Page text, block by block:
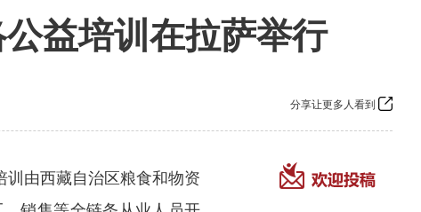
公益培训在拉萨举行
分享让更多人看到
由西藏自治区粮食和物资